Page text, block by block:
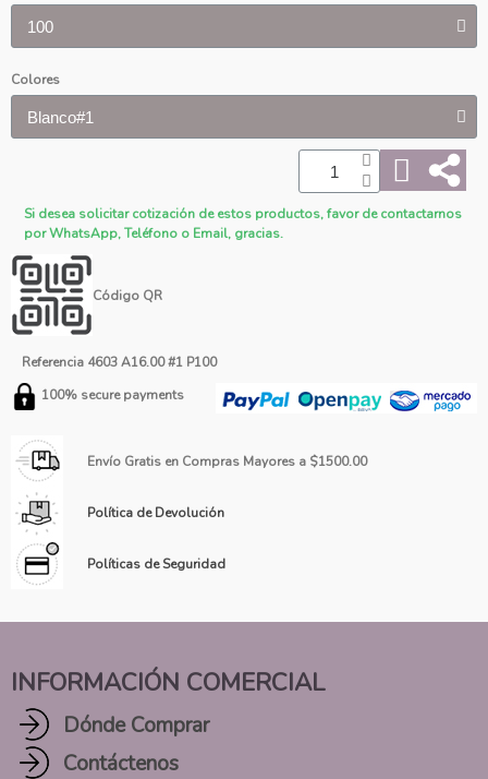
Colores
Si desea solicitar cotización de estos productos, favor de contactarnos
por WhatsApp, Teléfono o Email, gracias.
Código QR
Referencia 4603 A16.00 #1 P100
100% secure payments
Envío Gratis en Compras Mayores a $1500.00
Política de Devolución
Políticas de Seguridad
INFORMACIÓN COMERCIAL
Dónde Comprar
Contáctenos